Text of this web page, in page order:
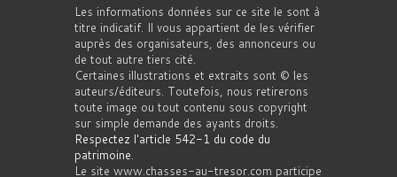
Les informations données sur ce site le sont à
titre indicatif. Il vous appartient de les vérifier
auprès des organisateurs, des annonceurs ou
de tout autre tiers cité.
Certaines illustrations et extraits sont © les
auteurs/éditeurs. Toutefois, nous retirerons
toute image ou tout contenu sous copyright
sur simple demande des ayants droits.
Respectez l'article 542-1 du code du
patrimoine.
Le site www.chasses-au-tresor.com participe